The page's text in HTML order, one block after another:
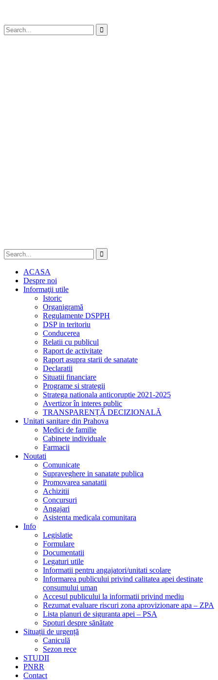
ACASA
Despre noi
Informaţii utile
Istoric
Organigramă
Regulamente DSPPH
DSP in teritoriu
Conducerea
Relatii cu publicul
Raport de activitate
Raport asupra starii de sanatate
Declaratii
Situatii financiare
Programe si strategii
Stratega nationala anticoruptie 2021-2025
Avertizor în interes public
TRANSPARENȚĂ DECIZIONALĂ
Unitati sanitare din Prahova
Medici de familie
Cabinete individuale
Farmacii
Noutati
Comunicate
Supraveghere in sanatate publica
Promovarea sanatatii
Achizitii
Concursuri
Angajari
Asistenta medicala comunitara
Info
Legislatie
Formulare
Documentatii
Legaturi utile
Informatii pentru angajatori/unitati scolare
Informarea publicului privind calitatea apei destinate
consumului uman
Accesul publicului la informatii privind mediu
Rezumat evaluare riscuri zona aprovizionare apa – ZPA
Lista planuri de siguranta apei – PSA
Spoturi despre sănătate
Situații de urgență
Caniculă
Sezon rece
STUDII
PNRR
Contact